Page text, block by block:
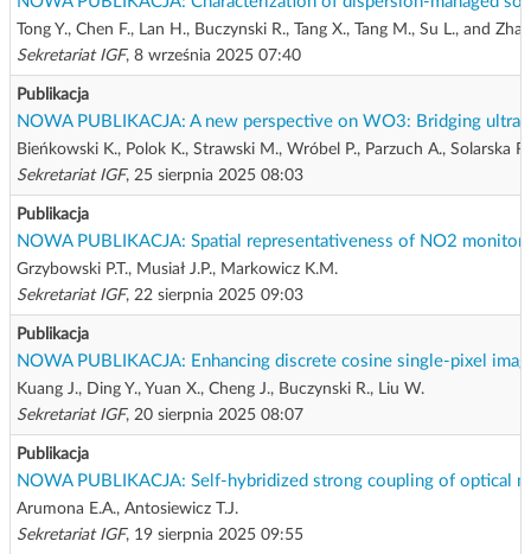
Tong Y., Chen F., Lan H., Buczynski R., Tang X., Tang M., Su L., and
Sekretariat IGF, 8 września 2025 07:40
Publikacja
NOWA PUBLIKACJA: A new perspective on WO3: Bridging
Bieńkowski K., Polok K., Strawski M., Wróbel P., Parzuch A., Solarska
Sekretariat IGF, 25 sierpnia 2025 08:03
Publikacja
NOWA PUBLIKACJA: Spatial representativeness of NO2
Grzybowski P.T., Musiał J.P., Markowicz K.M.
Sekretariat IGF, 22 sierpnia 2025 09:03
Publikacja
NOWA PUBLIKACJA: Enhancing discrete cosine single-pixel
Kuang J., Ding Y., Yuan X., Cheng J., Buczynski R., Liu W.
Sekretariat IGF, 20 sierpnia 2025 08:07
Publikacja
NOWA PUBLIKACJA: Self-hybridized strong coupling of optical
Arumona E.A., Antosiewicz T.J.
Sekretariat IGF, 19 sierpnia 2025 09:55